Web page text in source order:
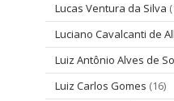
Lucas Ventura da Silva
Luciano Cavalcanti de
Luiz Antônio Alves de
Luiz Carlos Gomes (16)